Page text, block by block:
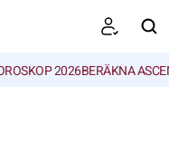
2026BERÄKNA